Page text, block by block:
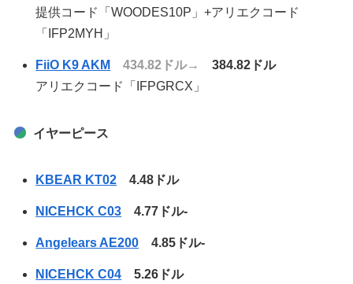
提供コード「WOODES10P」+アリエクコード
「IFP2MYH」
FiiO K9 AKM 434.82ドル→
384.82ドル
アリエクコード「IFPGRCX」
イヤーピース
KBEAR KT02 4.48ドル
NICEHCK C03 4.77ドル-
Angelears AE200 4.85ドル-
NICEHCK C04 5.26ドル